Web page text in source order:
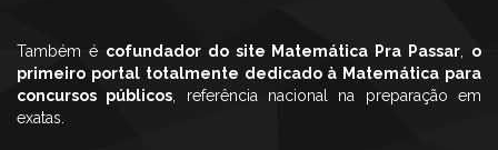
Também é cofundador do site Matemática Pra Passar
o
primeiro portal totalmente dedicado à Matemática para
concursos públicos , referência nacional na preparação em
exatas.